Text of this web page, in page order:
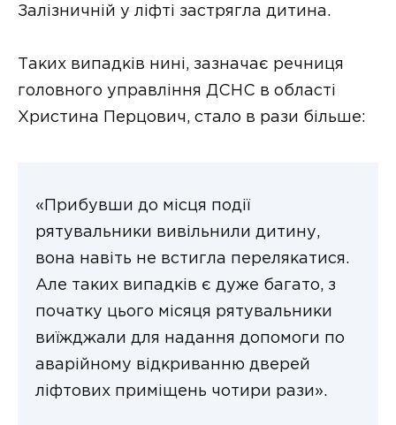
Залізничній у ліфті застрягла дитина.
Таких випадків нині, зазначає речниця
головного управління ДСНС в області
Христина Перцович, стало в рази більше:
«Прибувши до місця події
рятувальники вивільнили дитину,
вона навіть не встигла перелякатися.
Але таких випадків є дуже багато, з
початку цього місяця рятувальники
виїжджали для надання допомоги по
аварійному відкриванню дверей
ліфтових приміщень чотири рази».